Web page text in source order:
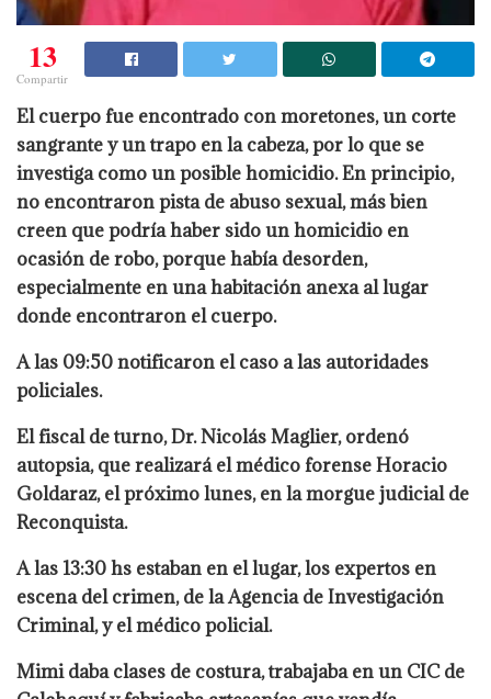
13
Compartir
El cuerpo fue encontrado con moretones, un corte
sangrante y un trapo en la cabeza, por lo que se
investiga como un posible homicidio. En principio,
no encontraron pista de abuso sexual, más bien
creen que podría haber sido un homicidio en
ocasión de robo, porque había desorden,
especialmente en una habitación anexa al lugar
donde encontraron el cuerpo.
A las 09:50 notificaron el caso a las autoridades
policiales.
El fiscal de turno, Dr. Nicolás Maglier, ordenó
autopsia, que realizará el médico forense Horacio
Goldaraz, el próximo lunes, en la morgue judicial de
Reconquista.
A las 13:30 hs estaban en el lugar, los expertos en
escena del crimen, de la Agencia de Investigación
Criminal, y el médico policial.
Mimi daba clases de costura, trabajaba en un CIC de